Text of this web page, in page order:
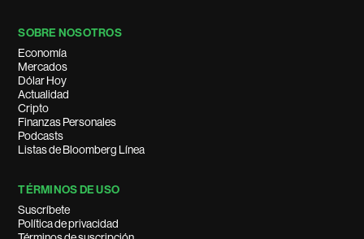
SOBRE NOSOTROS
Economía
Mercados
Dólar Hoy
Actualidad
Cripto
Finanzas Personales
Podcasts
Listas de Bloomberg Línea
TÉRMINOS DE USO
Suscríbete
Política de privacidad